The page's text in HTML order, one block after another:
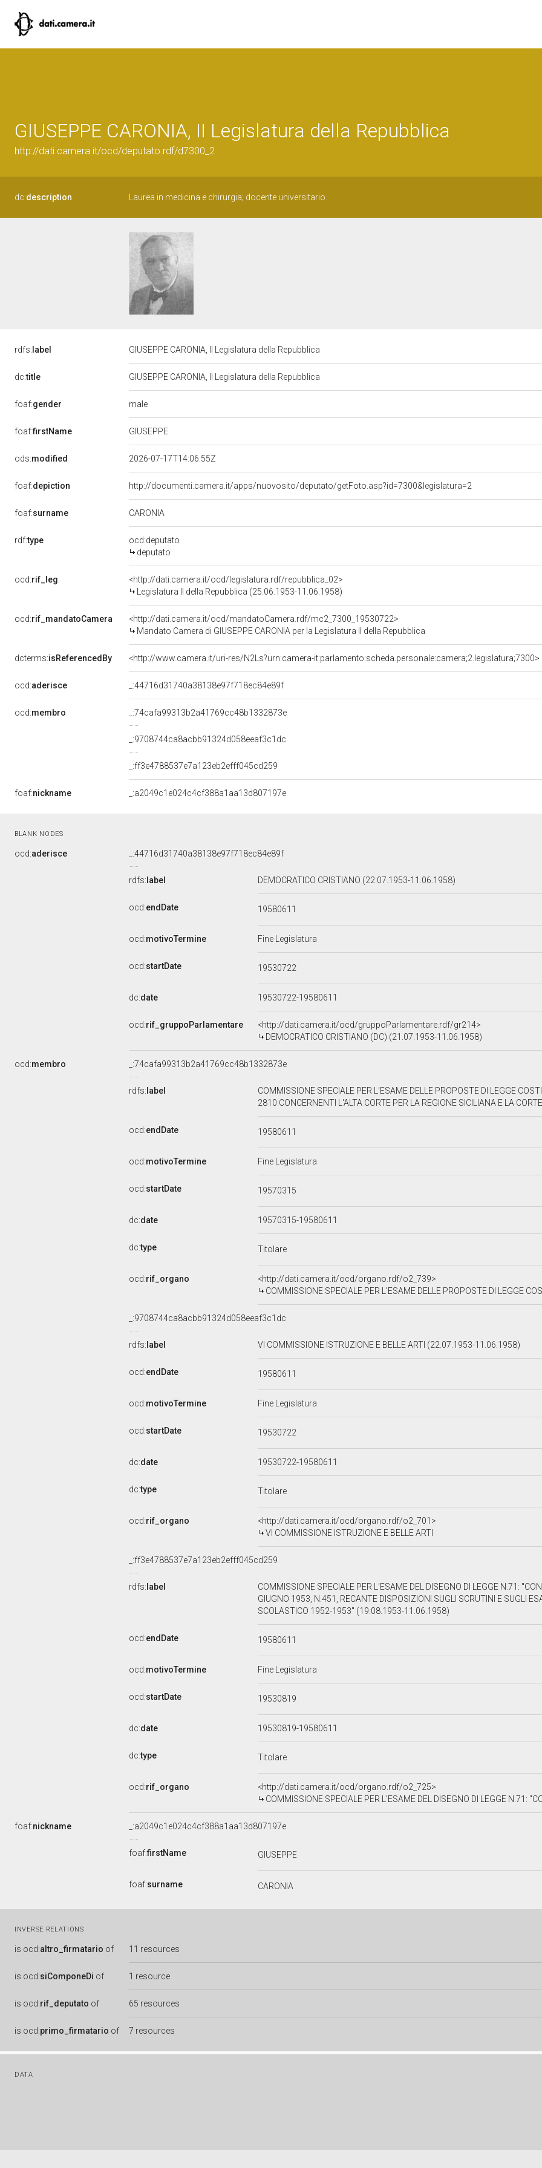
GIUSEPPE CARONIA, II Legislatura della Repubblica
http://dati.camera.it/ocd/deputato.rdf/d7300_2
dc:description Laurea in medicina e chirurgia; docente universitario.
rdfs: label GIUSEPPE CARONIA, II Legislatura della Repubblica
dc:title GIUSEPPE CARONIA, II Legislatura della Repubblica
foaf:gender male
foaf:firstName GIUSEPPE
ods:modified 2026-07-17T14:06:55Z
foaf:depiction http://documenti.camera.it/apps/nuovosito/deputato/getFoto.asp?id=7300&legislatura=2
foaf:surname CARONIA
rdf:type
ocd:deputato
deputato
ocd:rif_leg
<http://dati.camera.it/ocd/legislatura.rdf/repubblica_02>
Legislatura II della Repubblica (25.06.1953-11.06.1958)
ocd:rif_mandatoCamera
<http://dati.camera.it/ocd/mandatoCamera.rdf/mc2_7300_19530722>
Mandato Camera di GIUSEPPE CARONIA per la Legislatura II della Repubblica
dcterms:isReferencedBy <http://www.camera.it/uri-res/N2Ls?urn:camera-it:parlamento:scheda.personale:camera;2.legislatura;7300>
ocd:aderisce _:44716d31740a38138e97f718ec84e89f
ocd:membro _:74cafa99313b2a41769cc48b1332873e
_:9708744ca8acbb91324d058eeaf3c1dc
_:ff3e4788537e7a123eb2efff045cd259
foaf:nickname _:a2049c1e024c4cf388a1aa13d807197e
BLANK NODES
ocd:aderisce _:44716d31740a38138e97f718ec84e89f
rdfs: label DEMOCRATICO CRISTIANO (22.07.1953-11.06.1958)
ocd:endDate 19580611
ocd:motivoTermine Fine Legislatura
ocd:startDate 19530722
dc:date 19530722-19580611
ocd:rif_gruppoParlamentare
<http://dati.camera.it/ocd/gruppoParlamentare.rdf/gr214>
DEMOCRATICO CRISTIANO (DC) (21.07.1953-11.06.1958)
ocd:membro _:74cafa99313b2a41769cc48b1332873e
rdfs: label
COMMISSIONE SPECIALE PER L'ESAME DELLE PROPOSTE DI LEGGE
2810 CONCERNENTI L'ALTA CORTE PER LA REGIONE SICILIANA E LA
ocd:endDate 19580611
ocd:motivoTermine Fine Legislatura
ocd:startDate 19570315
dc:date 19570315-19580611
dc:type Titolare
ocd:rif_organo
<http://dati.camera.it/ocd/organo.rdf/o2_739>
COMMISSIONE SPECIALE PER L'ESAME DELLE PROPOSTE DI LEGGE COSTITUZIONALI ALDISIO E LI CAUSI NN.2406 E
_:9708744ca8acbb91324d058eeaf3c1dc
rdfs: label VI COMMISSIONE ISTRUZIONE E BELLE ARTI (22.07.1953-11.06.1958)
ocd:endDate 19580611
ocd:motivoTermine Fine Legislatura
ocd:startDate 19530722
dc:date 19530722-19580611
dc:type Titolare
ocd:rif_organo
<http://dati.camera.it/ocd/organo.rdf/o2_701>
VI COMMISSIONE ISTRUZIONE E BELLE ARTI
_:ff3e4788537e7a123eb2efff045cd259
rdfs: label
COMMISSIONE SPECIALE PER L'ESAME DEL DISEGNO DI LEGGE N.71:
GIUGNO 1953, N.451, RECANTE DISPOSIZIONI SUGLI SCRUTINI E SUGLI
SCOLASTICO 1952-1953" (19.08.1953-11.06.1958)
ocd:endDate 19580611
ocd:motivoTermine Fine Legislatura
ocd:startDate 19530819
dc:date 19530819-19580611
dc:type Titolare
ocd:rif_organo
<http://dati.camera.it/ocd/organo.rdf/o2_725>
COMMISSIONE SPECIALE PER L'ESAME DEL DISEGNO DI LEGGE N.71: "CONVERSIONE IN LEGGE DEL DECRETO LEGGE 21 GIUGNO 1953, N.451,
foaf:nickname _:a2049c1e024c4cf388a1aa13d807197e
foaf:firstName GIUSEPPE
foaf:surname CARONIA
INVERSE RELATIONS
is ocd:altro_firmatario of 11 resources
is ocd:siComponeDi of 1 resource
is ocd:rif_deputato of 65 resources
is ocd:primo_firmatario of 7 resources
DATA